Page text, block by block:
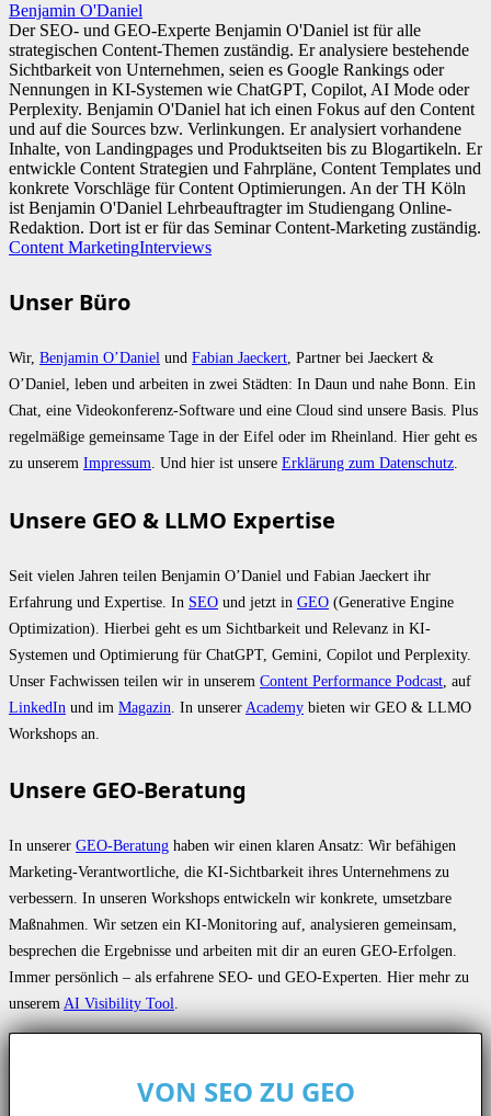
Benjamin O'Daniel
Der SEO- und GEO-Experte Benjamin O'Daniel ist für alle
strategischen Content-Themen zuständig. Er analysiere bestehende
Sichtbarkeit von Unternehmen, seien es Google Rankings oder
Nennungen in KI-Systemen wie ChatGPT, Copilot, AI Mode oder
Perplexity. Benjamin O'Daniel hat ich einen Fokus auf den Content
und auf die Sources bzw. Verlinkungen. Er analysiert vorhandene
Inhalte, von Landingpages und Produktseiten bis zu Blogartikeln. Er
entwickle Content Strategien und Fahrpläne, Content Templates und
konkrete Vorschläge für Content Optimierungen. An der TH Köln
ist Benjamin O'Daniel Lehrbeauftragter im Studiengang Online-
Redaktion. Dort ist er für das Seminar Content-Marketing zuständig.
Content MarketingInterviews
Unser Büro
Wir, Benjamin O’Daniel und Fabian Jaeckert , Partner bei Jaeckert &
O’Daniel, leben und arbeiten in zwei Städten: In Daun und nahe Bonn. Ein
Chat, eine Videokonferenz-Software und eine Cloud sind unsere Basis. Plus
regelmäßige gemeinsame Tage in der Eifel oder im Rheinland. Hier geht es
zu unserem Impressum . Und hier ist unsere Erklärung zum Datenschutz
Unsere GEO & LLMO Expertise
Seit vielen Jahren teilen Benjamin O’Daniel und Fabian Jaeckert ihr
Erfahrung und Expertise. In SEO und jetzt in GEO (Generative Engine
Optimization). Hierbei geht es um Sichtbarkeit und Relevanz in KI-
Systemen und Optimierung für ChatGPT, Gemini, Copilot und Perplexity.
Unser Fachwissen teilen wir in unserem Content Performance Podcast , auf
LinkedIn und im Magazin . In unserer Academy bieten wir GEO & LLMO
Workshops an.
Unsere GEO-Beratung
In unserer GEO-Beratung haben wir einen klaren Ansatz: Wir befähigen
Marketing-Verantwortliche, die KI-Sichtbarkeit ihres Unternehmens zu
verbessern. In unseren Workshops entwickeln wir konkrete, umsetzbare
Maßnahmen. Wir setzen ein KI-Monitoring auf, analysieren gemeinsam,
besprechen die Ergebnisse und arbeiten mit dir an euren GEO-Erfolgen.
Immer persönlich – als erfahrene SEO- und GEO-Experten. Hier mehr zu
unserem AI Visibility Tool
VON SEO ZU GEO